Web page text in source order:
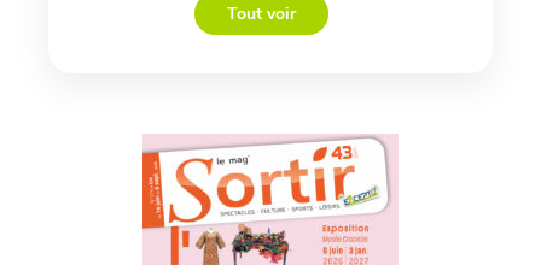
Tout voir